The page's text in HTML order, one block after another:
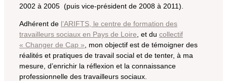
2002 à 2005 (puis vice-président de 2008 à 2011).
Adhérent de l’ARIFTS, le centre de formation des
travailleurs sociaux en Pays de Loire , et du collectif
« Changer de Cap » , mon objectif est de témoigner des
réalités et pratiques de travail social et de tenter, à ma
mesure, d’enrichir la réflexion et la connaissance
professionnelle des travailleurs sociaux.